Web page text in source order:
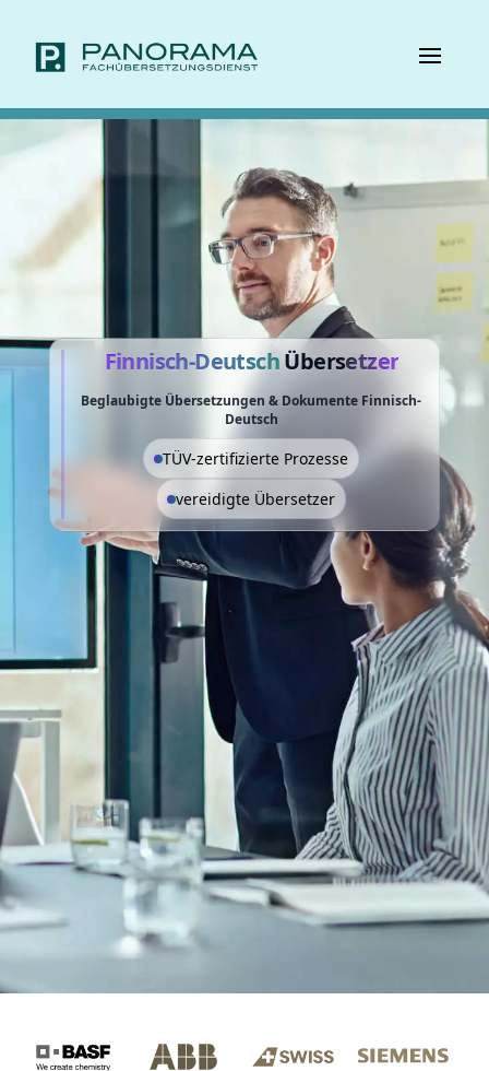
Finnisch-DeutschÜbersetzer
Beglaubigte Übersetzungen & Dokumente Finnisch-
Deutsch
TÜV-zertifizierte Prozesse
vereidigte Übersetzer